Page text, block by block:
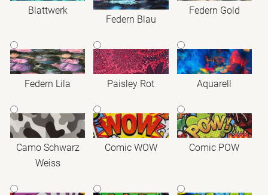
Blattwerk
Federn Blau
Federn Gold
Federn Lila Paisley Rot Aquarell
Camo Schwarz
Weiss
Comic WOW Comic POW